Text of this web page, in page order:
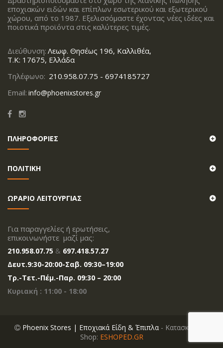
εποχιακών ειδών και επίπλων εσωτερικού και εξωτερικού
χώρου, από το 1987. Εξελισσόμαστε έχοντας νέες ιδέες και
ποιοτικά προϊόντα στις καλύτερες τιμές.
Διεύθυνση: Λεωφ. Θησέως 196, Καλλιθέα,
Τ.Κ: 17675, Ελλάδα
Τηλέφωνο: 210.958.07.75 - 6974185727
Email: info@phoenixstores.gr
ΠΛΗΡΟΦΟΡΙΕΣ
ΠΟΛΙΤΙΚΗ
ΩΡΑΡΙΟ ΛΕΙΤΟΥΡΓΙΑΣ
Για παραγγελίες ή ερωτήσεις,
επικοινωνήστε μαζί μας:
210.958.07.75 & 697.418.57.27
Δευτ.9:30-20:00-Σαβ. 09:30–19:00
Tρ.-Τετ.-Πέμ.-Παρ. 09:30 – 20:00
Κυριακή : 11:00 - 18:00
Phoenix Stores | Εποχιακά Είδη & Έπιπλα- Κατασκευή E-
Shop: ESHOPED.GR